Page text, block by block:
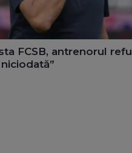
FCSB, antrenorul